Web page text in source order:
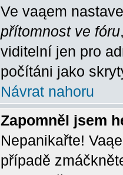
Ve vaąem
přítomnost ve fóru
viditelní jen pro
počítáni jako
Návrat nahoru
Zapomněl jsem
Nepanikařte!
případě